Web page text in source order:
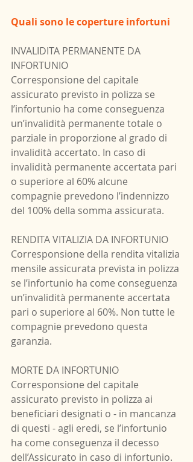
Quali sono le coperture infortuni
INVALIDITA PERMANENTE DA
INFORTUNIO
Corresponsione del capitale
assicurato previsto in polizza se
l’infortunio ha come conseguenza
un’invalidità permanente totale o
parziale in proporzione al grado di
invalidità accertato. In caso di
invalidità permanente accertata pari
o superiore al 60% alcune
compagnie prevedono l’indennizzo
del 100% della somma assicurata.
RENDITA VITALIZIA DA INFORTUNIO
Corresponsione della rendita vitalizia
mensile assicurata prevista in polizza
se l’infortunio ha come conseguenza
un’invalidità permanente accertata
pari o superiore al 60%. Non tutte le
compagnie prevedono questa
garanzia.
MORTE DA INFORTUNIO
Corresponsione del capitale
assicurato previsto in polizza ai
beneficiari designati o - in mancanza
di questi - agli eredi, se l’infortunio
ha come conseguenza il decesso
dell’Assicurato in caso di infortunio.